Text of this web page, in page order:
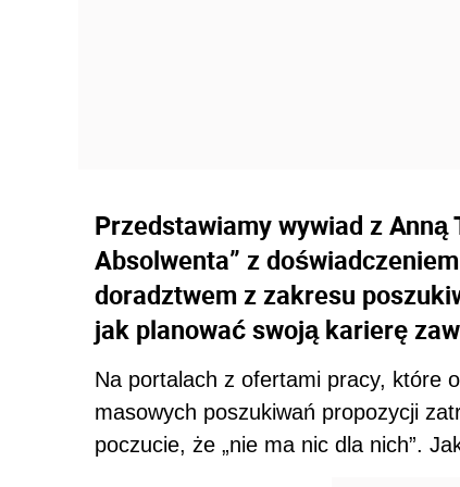
Przedstawiamy wywiad z
Absolwenta” z
doradztwem z zakresu
jak planować swoją karierę
Na portalach z ofertami pracy, które
masowych poszukiwań propozycji
poczucie, że „nie ma nic dla nich”.